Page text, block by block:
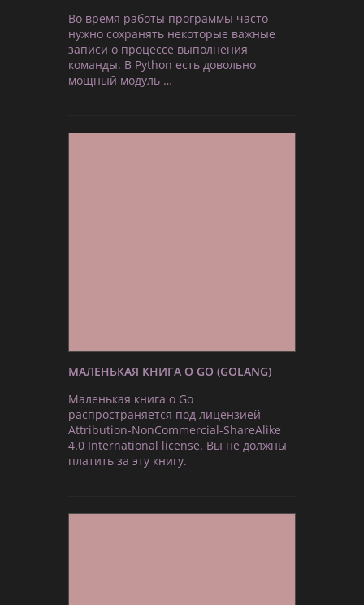
Во время работы программы часто
нужно сохранять некоторые важные
записи о процессе выполнения
команды. В Python есть довольно
мощный модуль …
МАЛЕНЬКАЯ КНИГА О GO (GOLANG)
Маленькая книга о Go
распространяется под лицензией
Attribution-NonCommercial-ShareAlike
4.0 International license. Вы не должны
платить за эту книгу.